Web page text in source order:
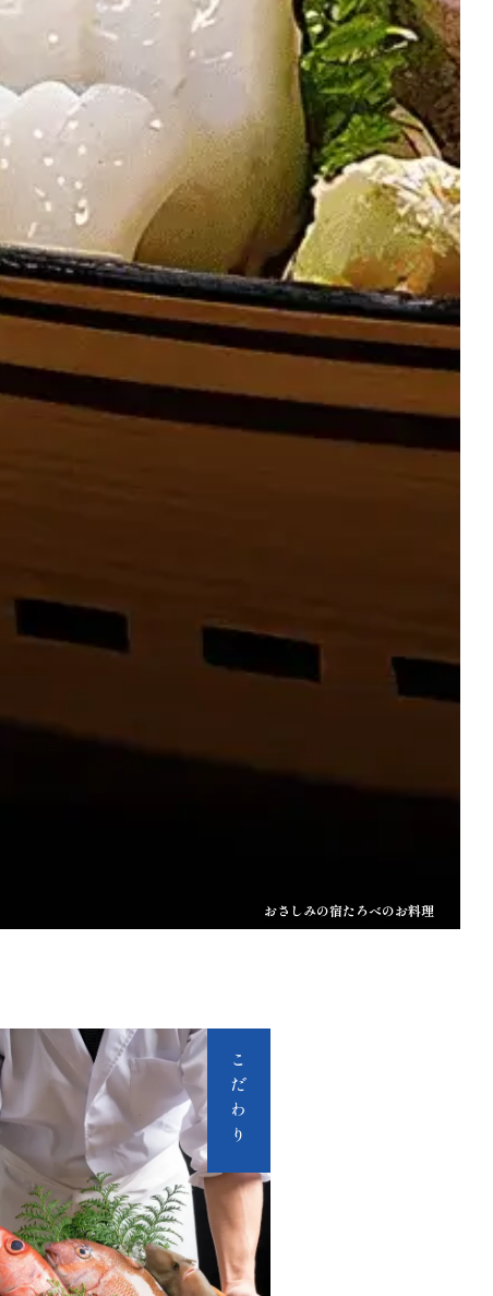
おさしみの宿たろべのお料理
こだわり